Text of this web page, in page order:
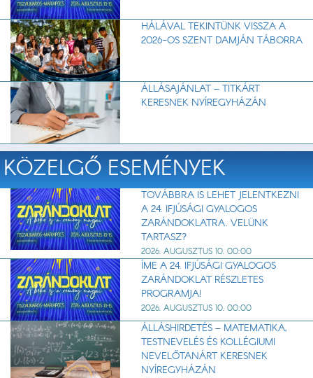
HÁLÁVAL TEKINTÜNK VISSZA A
2026-OS SZENT DAMJÁN TÁBORRA
ÁLLÁSAJÁNLAT – TITKÁRT
KERESNEK NYÍREGYHÁZÁN
KÖZELGŐ ESEMÉNYEK
TOVÁBBRA IS LEHET JELENTKEZNI
A 24. IFJÚSÁGI GYALOGOS
ZARÁNDOKLATRA. VELÜNK
TARTASZ?
2026. AUGUSZTUS 10. 00:00
ÍME A 24. IFJÚSÁGI GYALOGOS
ZARÁNDOKLAT RÉSZLETES
PROGRAMJA!
2026. AUGUSZTUS 10. 00:00
ÁLLÁSHIRDETÉS – MATEMATIKA,
TESTNEVELÉS ÉS KOLLÉGIUMI
NEVELŐTANÁRT KERESNEK
NYÍREGYHÁZÁN